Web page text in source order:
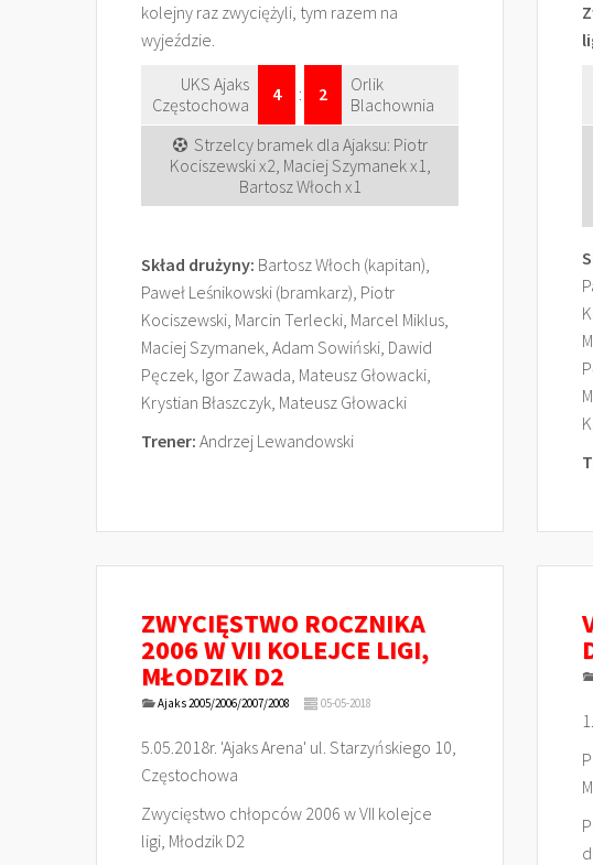
kolejny raz zwyciężyli, tym razem na
wyjeździe.
UKS Ajaks
Częstochowa
4 : 2
Orlik
Blachownia
Strzelcy bramek dla Ajaksu: Piotr
Kociszewski x2, Maciej Szymanek x1,
Bartosz Włoch x1
Skład drużyny: Bartosz Włoch (kapitan),
Paweł Leśnikowski (bramkarz), Piotr
Kociszewski, Marcin Terlecki, Marcel Miklus,
Maciej Szymanek, Adam Sowiński, Dawid
Pęczek, Igor Zawada, Mateusz Głowacki,
Krystian Błaszczyk, Mateusz Głowacki
Trener: Andrzej Lewandowski
ZWYCIĘSTWO ROCZNIKA
2006 W VII KOLEJCE LIGI,
MŁODZIK D2
Ajaks 2005/2006/2007/2008 05-05-2018
5.05.2018r. 'Ajaks Arena' ul. Starzyńskiego 10,
Częstochowa
Zwycięstwo chłopców 2006 w VII kolejce
ligi, Młodzik D2